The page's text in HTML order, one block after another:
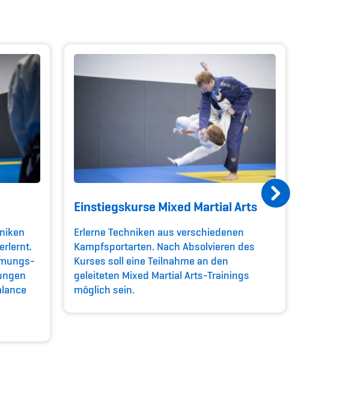
Einstiegskurse Mixed Martial Arts
Erlerne Techniken aus verschiedenen
Kampfsportarten. Nach Absolvieren des
Kurses soll eine Teilnahme an den
geleiteten Mixed Martial Arts-Trainings
möglich sein.